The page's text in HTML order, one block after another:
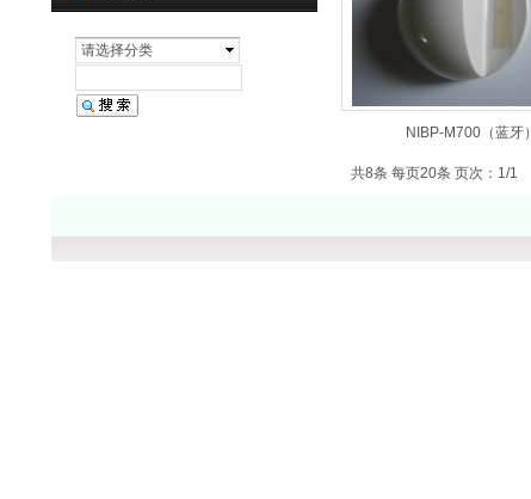
请选择分类
NIBP-M700（蓝牙）
共8条 每页20条 页次：1/1